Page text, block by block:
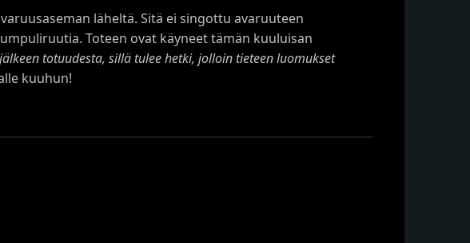
läheltä. Sitä ei singottu avaruuteen
Toteen ovat käyneet tämän kuuluisan
totuudesta, sillä tulee hetki, jolloin tieteen luomukset
kuuhun!